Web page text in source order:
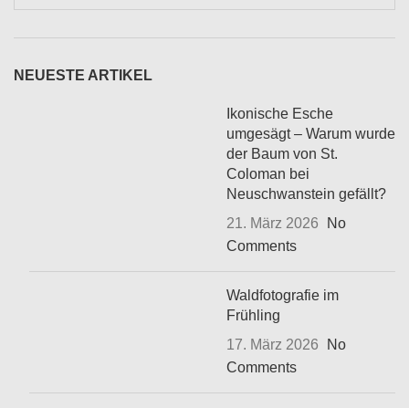
NEUESTE ARTIKEL
Ikonische Esche
umgesägt – Warum wurde
der Baum von St.
Coloman bei
Neuschwanstein gefällt?
21. März 2026
No
Comments
Waldfotografie im
Frühling
17. März 2026
No
Comments